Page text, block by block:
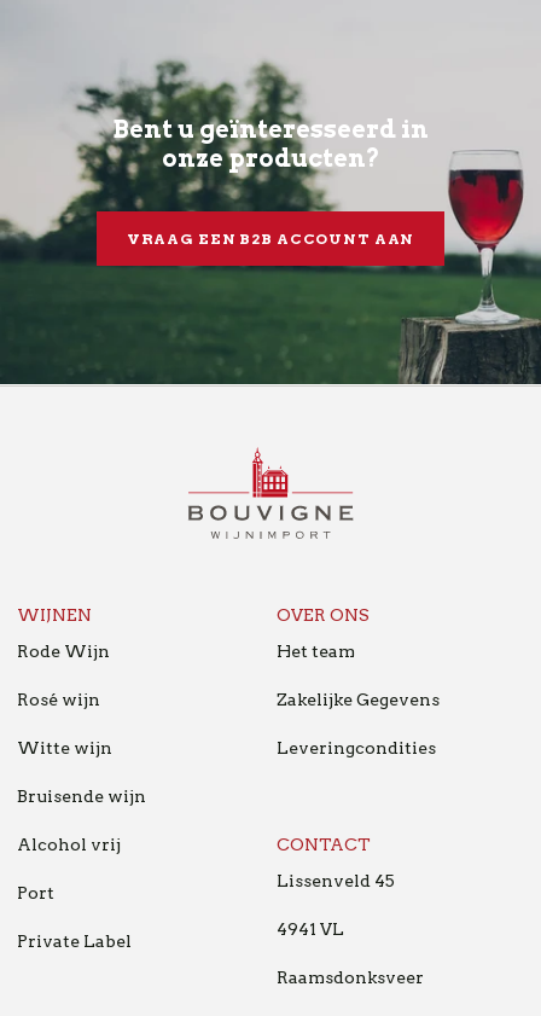
Bent u geïnteresseerd in
onze producten?
VRAAG EEN B2B ACCOUNT AAN
WIJNEN
Rode Wijn
Rosé wijn
Witte wijn
Bruisende wijn
Alcohol vrij
Port
Private Label
OVER ONS
Het team
Zakelijke Gegevens
Leveringcondities
CONTACT
Lissenveld 45
4941 VL
Raamsdonksveer